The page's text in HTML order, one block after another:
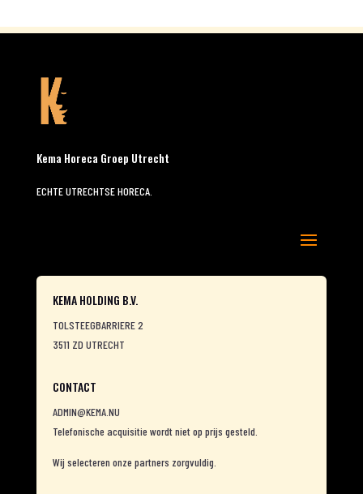
Kema Horeca Groep Utrecht
ECHTE UTRECHTSE HORECA.
KEMA HOLDING B.V.
TOLSTEEGBARRIERE 2
3511 ZD UTRECHT
CONTACT
ADMIN@KEMA.NU
Telefonische acquisitie wordt niet op prijs gesteld.
Wij selecteren onze partners zorgvuldig.